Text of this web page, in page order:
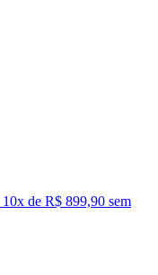
10x de R$ 899,90 sem